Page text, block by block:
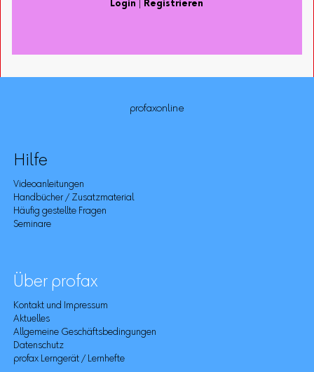
Login Registrieren
profaxonline
Hilfe
Videoanleitungen
Handbücher / Zusatzmaterial
Häufig gestellte Fragen
Seminare
Über profax
Kontakt und Impressum
Aktuelles
Allgemeine Geschäftsbedingungen
Datenschutz
profax Lerngerät / Lernhefte